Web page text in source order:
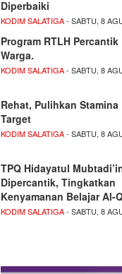
Diperbaiki
KODIM SALATIGA- SABTU, 8
Program RTLH Percantik
Warga.
KODIM SALATIGA- SABTU, 8
Rehat, Pulihkan Stamina
Target
KODIM SALATIGA- SABTU, 8
TPQ Hidayatul
Dipercantik, Tingkatkan
Kenyamanan Belajar Al-
KODIM SALATIGA- SABTU, 8